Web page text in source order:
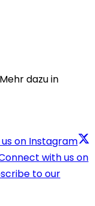
dazu in
us on Instagram
with us on
to our